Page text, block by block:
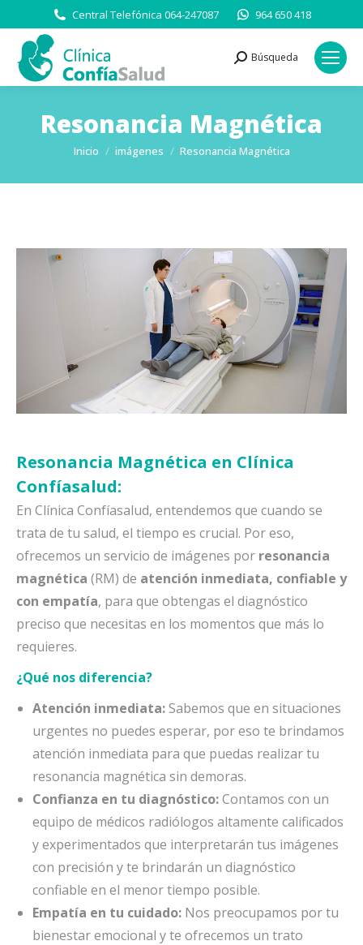
Central Telefónica 064-247087 964 650 418
Buscar:
Búsqueda
Resonancia Magnética
Estás aquí:
Inicio imágenes Resonancia Magnética
Resonancia Magnética en Clínica
Confíasalud:
En Clínica Confíasalud, entendemos que cuando se
trata de tu salud, el tiempo es crucial. Por eso,
ofrecemos un servicio de imágenes por resonancia
magnética (RM) de atención inmediata, confiable y
con empatía, para que obtengas el diagnóstico
preciso que necesitas en los momentos que más lo
requieres.
¿Qué nos diferencia?
Atención inmediata: Sabemos que en situaciones
urgentes no puedes esperar, por eso te brindamos
atención inmediata para que puedas realizar tu
resonancia magnética sin demoras.
Confianza en tu diagnóstico:Contamos con un
equipo de médicos radiólogos altamente calificados
y experimentados que interpretarán tus imágenes
con precisión y te brindarán un diagnóstico
confiable en el menor tiempo posible.
Empatía en tu cuidado: Nos preocupamos por tu
bienestar emocional y te ofrecemos un trato